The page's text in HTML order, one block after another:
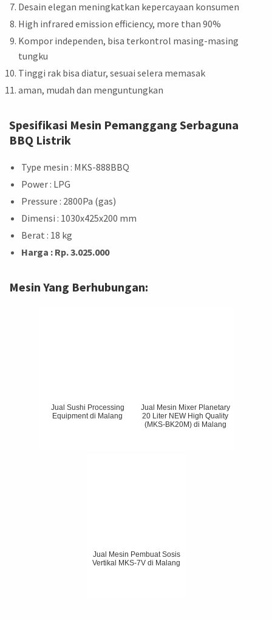
Desain elegan meningkatkan kepercayaan konsumen
High infrared emission efficiency, more than 90%
Kompor independen, bisa terkontrol masing-masing
tungku
Tinggi rak bisa diatur, sesuai selera memasak
aman, mudah dan menguntungkan
Spesifikasi Mesin Pemanggang Serbaguna
BBQ Listrik
Type mesin : MKS-888BBQ
Power : LPG
Pressure : 2800Pa (gas)
Dimensi : 1030x425x200 mm
Berat : 18 kg
Harga : Rp. 3.025.000
Mesin Yang Berhubungan:
Jual Sushi Processing
Equipment di Malang
Jual Mesin Mixer Planetary
20 Liter NEW High Quality
(MKS-BK20M) di Malang
Jual Mesin Pembuat Sosis
Vertikal MKS-7V di Malang